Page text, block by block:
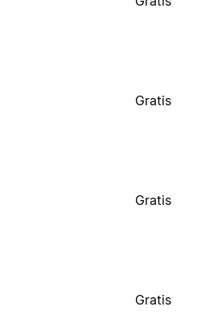
Gratis
Gratis
Gratis